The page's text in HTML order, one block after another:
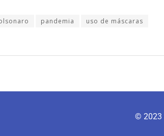
pandemia uso de máscaras
© 2023